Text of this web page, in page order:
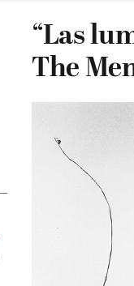
“Las
The